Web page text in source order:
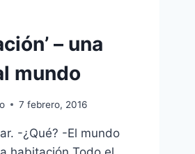
– una
mundo
7 febrero, 2016
-¿Qué? -El mundo